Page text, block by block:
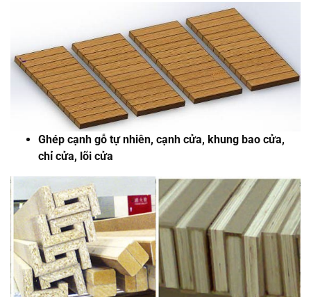
Ghép cạnh gỗ tự nhiên, cạnh cửa, khung bao cửa,
chỉ cửa, lõi cửa